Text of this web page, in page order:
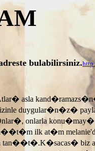
bulabilirsiniz.
asla
duygular�n�z�
onlarla
ilk at�m
tan��t�.K�sacas� biz